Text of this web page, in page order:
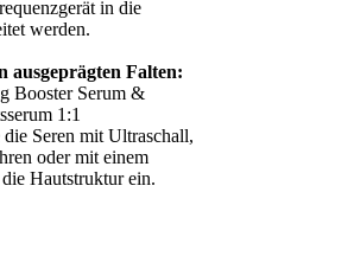
in die
werden.
Falten:
Booster Serum &
1:1
Seren mit Ultraschall,
oder mit einem
Hautstruktur ein.